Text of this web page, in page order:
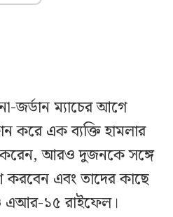
জর্ডান ম্যাচের আগে
করে এক ব্যক্তি হামলার
করেন, আরও দুজনকে সঙ্গে
করবেন এবং তাদের কাছে
এআর-১৫ রাইফেল।